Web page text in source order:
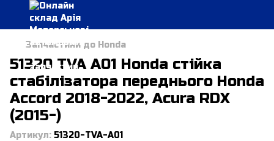
Запчастини до Honda
51320 TVA A01 Honda стійка
стабілізатора переднього Honda
Accord 2018-2022, Acura RDX
(2015-)
Артикул: 51320-TVA-A01